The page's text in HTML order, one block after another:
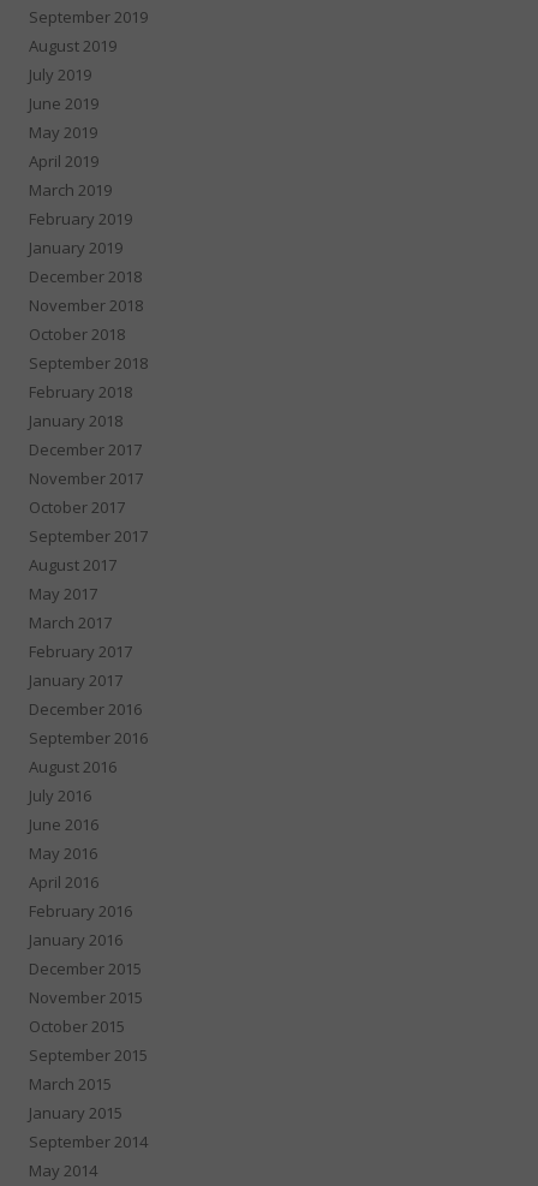
September 2019
August 2019
July 2019
June 2019
May 2019
April 2019
March 2019
February 2019
January 2019
December 2018
November 2018
October 2018
September 2018
February 2018
January 2018
December 2017
November 2017
October 2017
September 2017
August 2017
May 2017
March 2017
February 2017
January 2017
December 2016
September 2016
August 2016
July 2016
June 2016
May 2016
April 2016
February 2016
January 2016
December 2015
November 2015
October 2015
September 2015
March 2015
January 2015
September 2014
May 2014